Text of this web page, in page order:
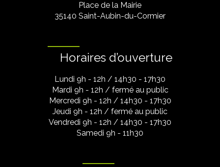
Place de la Mairie
35140 Saint-Aubin-du-Cormier
Horaires d’ouverture
Lundi 9h - 12h / 14h30 - 17h30
Mardi 9h - 12h / fermé au public
Mercredi 9h - 12h / 14h30 - 17h30
Jeudi 9h - 12h / fermé au public
Vendredi 9h - 12h / 14h30 - 17h30
Samedi 9h - 11h30